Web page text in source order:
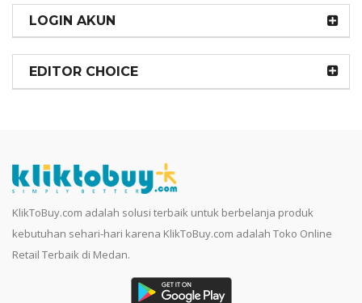
LOGIN AKUN
EDITOR CHOICE
KlikToBuy.com adalah solusi terbaik untuk berbelanja produk
kebutuhan sehari-hari karena KlikToBuy.com adalah Toko Online
Retail Terbaik di Medan.